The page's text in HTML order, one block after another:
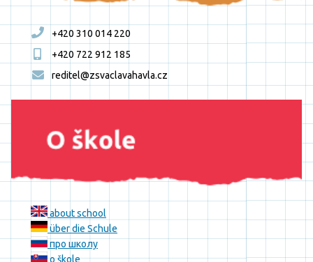
+420 310 014 220
+420 722 912 185
reditel@zsvaclavahavla.cz
about school
über die Schule
про школу
o škole